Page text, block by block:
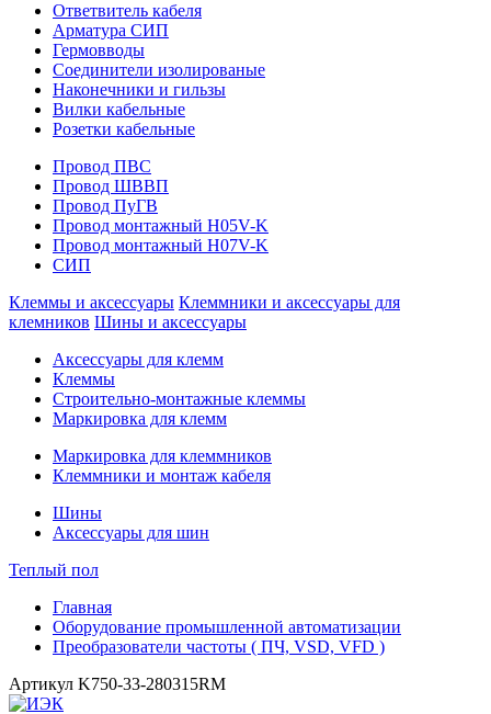
Ответвитель кабеля
Арматура СИП
Гермовводы
Соединители изолированые
Наконечники и гильзы
Вилки кабельные
Розетки кабельные
Провод ПВС
Провод ШВВП
Провод ПуГВ
Провод монтажный H05V-K
Провод монтажный H07V-K
СИП
Клеммы и аксессуары Клеммники и аксессуары для
клемников Шины и аксессуары
Аксессуары для клемм
Клеммы
Строительно-монтажные клеммы
Маркировка для клемм
Маркировка для клеммников
Клеммники и монтаж кабеля
Шины
Аксессуары для шин
Теплый пол
Главная
Оборудование промышленной автоматизации
Преобразователи частоты ( ПЧ, VSD, VFD )
Артикул K750-33-280315RM